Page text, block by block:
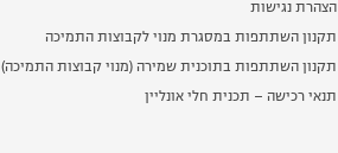
הצהרת נגישות
תקנון השתתפות במסגרת מנוי לקבוצות התמיכה
תקנון השתתפות בתוכנית שמירה (מנוי קבוצות התמיכה)
תנאי רכישה – תכנית חלי אונליין